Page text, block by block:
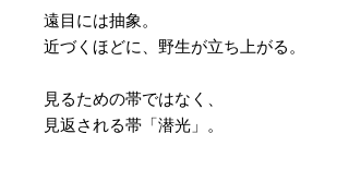
遠目には抽象。
近づくほどに、野生が立ち上がる。
見るための帯ではなく、
見返される帯「潜光」。